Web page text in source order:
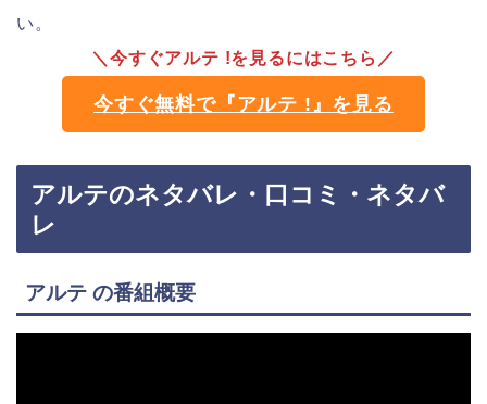
い。
＼今すぐアルテ !を見るにはこちら／
今すぐ無料で『アルテ !』を見る
アルテのネタバレ・口コミ・ネタバ
レ
アルテ の番組概要